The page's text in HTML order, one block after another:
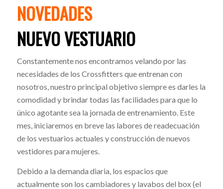
NOVEDADES
NUEVO VESTUARIO
Constantemente nos encontramos velando por las
necesidades ​de los Crossfitters ​que entrenan con
nosotros, nuestro principal ​objetivo siempre es darles la
comodidad ​y brindar todas las facilidades ​para que lo
único agotante sea la jornada de entrenamiento​. Este
mes, iniciaremos en breve las labores de readecuación ​
de los vestuarios​ actuales y construcción de nuevos
vestidores​ para mujeres​.
Debido a la demanda diaria, los espacios ​que
actualmente son los cambiadores y lavabos del box (el